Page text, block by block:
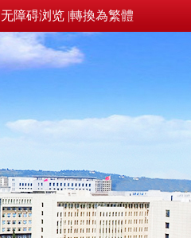
无障碍浏览 |轉換為繁體